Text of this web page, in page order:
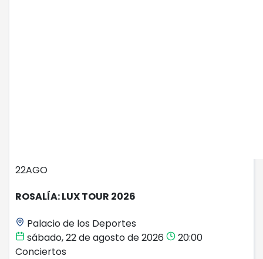
22AGO
ROSALÍA: LUX TOUR 2026
Palacio de los Deportes
sábado, 22 de agosto de 2026
20:00
Conciertos